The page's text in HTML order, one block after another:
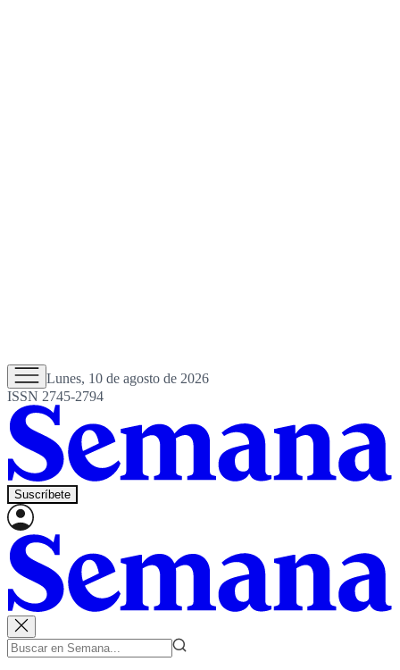
Lunes, 10 de agosto de 2026
ISSN 2745-2794
Suscríbete